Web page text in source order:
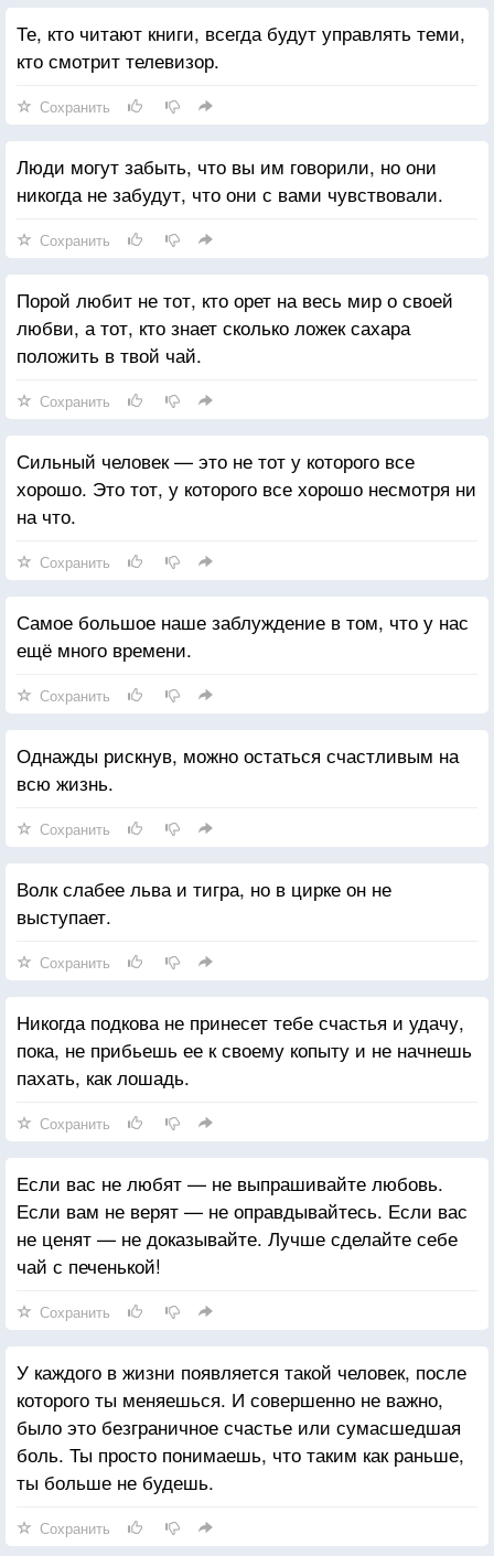
Те, кто читают книги, всегда будут управлять теми,
кто смотрит телевизор.
Сохранить
Люди могут забыть, что вы им говорили, но они
никогда не забудут, что они с вами чувствовали.
Сохранить
Порой любит не тот, кто орет на весь мир о своей
любви, а тот, кто знает сколько ложек сахара
положить в твой чай.
Сохранить
Сильный человек — это не тот у которого все
хорошо. Это тот, у которого все хорошо несмотря ни
на что.
Сохранить
Самое большое наше заблуждение в том, что у нас
ещё много времени.
Сохранить
Однажды рискнув, можно остаться счастливым на
всю жизнь.
Сохранить
Волк слабее льва и тигра, но в цирке он не
выступает.
Сохранить
Никогда подкова не принесет тебе счастья и удачу,
пока, не прибьешь ее к своему копыту и не начнешь
пахать, как лошадь.
Сохранить
Если вас не любят — не выпрашивайте любовь.
Если вам не верят — не оправдывайтесь. Если вас
не ценят — не доказывайте. Лучше сделайте себе
чай с печенькой!
Сохранить
У каждого в жизни появляется такой человек, после
которого ты меняешься. И совершенно не важно,
было это безграничное счастье или сумасшедшая
боль. Ты просто понимаешь, что таким как раньше,
ты больше не будешь.
Сохранить